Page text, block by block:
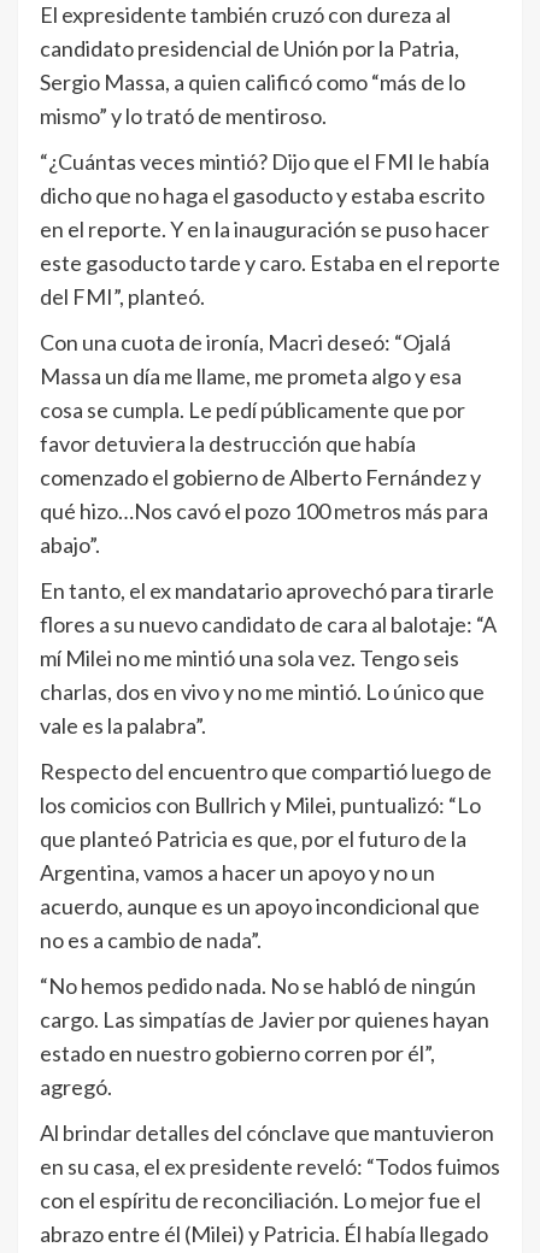
El expresidente también cruzó con dureza al
candidato presidencial de Unión por la Patria,
Sergio Massa, a quien calificó como “más de lo
mismo” y lo trató de mentiroso.
“¿Cuántas veces mintió? Dijo que el FMI le había
dicho que no haga el gasoducto y estaba escrito
en el reporte. Y en la inauguración se puso hacer
este gasoducto tarde y caro. Estaba en el reporte
del FMI”, planteó.
Con una cuota de ironía, Macri deseó: “Ojalá
Massa un día me llame, me prometa algo y esa
cosa se cumpla. Le pedí públicamente que por
favor detuviera la destrucción que había
comenzado el gobierno de Alberto Fernández y
qué hizo…Nos cavó el pozo 100 metros más para
abajo”.
En tanto, el ex mandatario aprovechó para tirarle
flores a su nuevo candidato de cara al balotaje: “A
mí Milei no me mintió una sola vez. Tengo seis
charlas, dos en vivo y no me mintió. Lo único que
vale es la palabra”.
Respecto del encuentro que compartió luego de
los comicios con Bullrich y Milei, puntualizó: “Lo
que planteó Patricia es que, por el futuro de la
Argentina, vamos a hacer un apoyo y no un
acuerdo, aunque es un apoyo incondicional que
no es a cambio de nada”.
“No hemos pedido nada. No se habló de ningún
cargo. Las simpatías de Javier por quienes hayan
estado en nuestro gobierno corren por él”,
agregó.
Al brindar detalles del cónclave que mantuvieron
en su casa, el ex presidente reveló: “Todos fuimos
con el espíritu de reconciliación. Lo mejor fue el
abrazo entre él (Milei) y Patricia. Él había llegado